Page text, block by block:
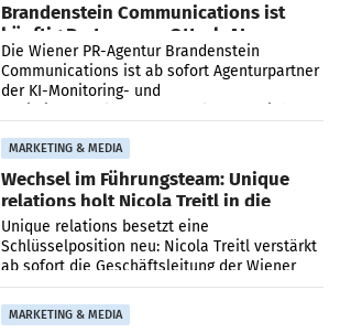
Brandenstein Communications ist
künftig Partner von OtterlyAI
Die Wiener PR-Agentur Brandenstein
Communications ist ab sofort Agenturpartner
der KI-Monitoring- und
MARKETING & MEDIA
Wechsel im Führungsteam: Unique
relations holt Nicola Treitl in die
Geschäftsleitung
Unique relations besetzt eine
Schlüsselposition neu: Nicola Treitl verstärkt
ab sofort die Geschäftsleitung der Wiener
PR-Agentur an der Seite von Josef Kalina und
Anna Kalina-Mahr.
MARKETING & MEDIA